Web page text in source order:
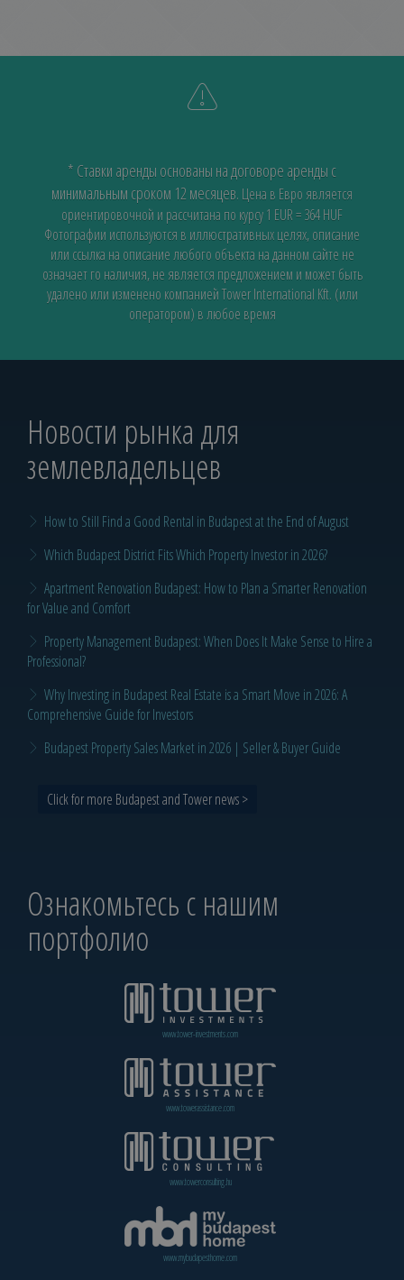
* Ставки аренды основаны на договоре аренды с
минимальным сроком 12 месяцев. Цена в Евро является
ориентировочной и рассчитана по курсу 1 EUR = 364 HUF
Фотографии используются в иллюстративных целях, описание
или ссылка на описание любого объекта на данном сайте не
означает го наличия, не является предложением и может быть
удалено или изменено компанией Tower International Kft. (или
оператором) в любое время
Новости рынка для
землевладельцев
How to Still Find a Good Rental in Budapest at the End of August
Which Budapest District Fits Which Property Investor in 2026?
Apartment Renovation Budapest: How to Plan a Smarter Renovation
for Value and Comfort
Property Management Budapest: When Does It Make Sense to Hire a
Professional?
Why Investing in Budapest Real Estate is a Smart Move in 2026: A
Comprehensive Guide for Investors
Budapest Property Sales Market in 2026 | Seller & Buyer Guide
Click for more Budapest and Tower news >
Ознакомьтесь с нашим
портфолио
www.tower-investments.com
www.towerassistance.com
www.towerconsulting.hu
www.mybudapesthome.com